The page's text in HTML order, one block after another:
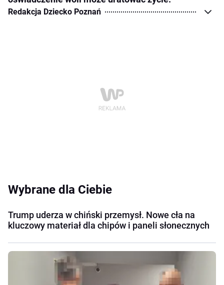
Redakcja Dziecko Poznań
Wybrane dla Ciebie
Trump uderza w chiński przemysł. Nowe cła na
kluczowy materiał dla chipów i paneli słonecznych